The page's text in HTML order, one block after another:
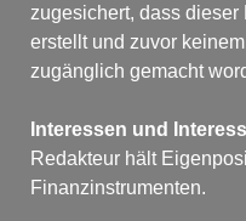
zugesichert, dass
erstellt und zuvor
zugänglich gemacht
Interessen und
Redakteur hält
Finanzinstrumenten.